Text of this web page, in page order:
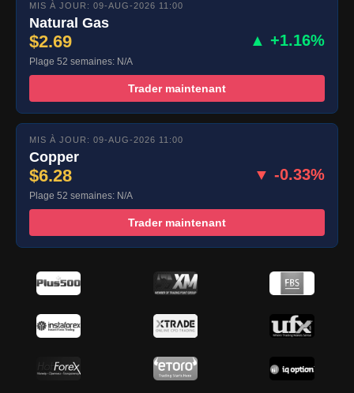
MIS À JOUR: 09-AUG-2026 11:00
Natural Gas
$2.69 ▲ +1.16%
Plage 52 semaines: N/A
Trader maintenant
MIS À JOUR: 09-AUG-2026 11:00
Copper
$6.28 ▼ -0.33%
Plage 52 semaines: N/A
Trader maintenant